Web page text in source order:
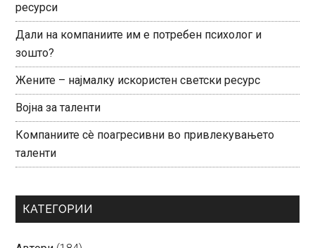
ресурси
Дали на компаниите им е потребен психолог и
зошто?
Жените – најмалку искористен светски ресурс
Војна за таленти
Компаниите сè поагресивни во привлекувањето
таленти
КАТЕГОРИИ